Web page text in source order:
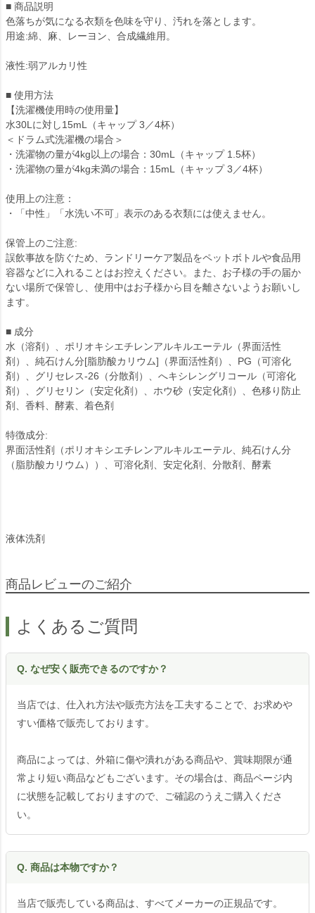
■ 商品説明
色落ちが気になる衣類を色味を守り、汚れを落とします。
用途:綿、麻、レーヨン、合成繊維用。
液性:弱アルカリ性
■ 使用方法
【洗濯機使用時の使用量】
水30Lに対し15mL（キャップ 3／4杯）
＜ドラム式洗濯機の場合＞
・洗濯物の量が4kg以上の場合：30mL（キャップ 1.5杯）
・洗濯物の量が4kg未満の場合：15mL（キャップ 3／4杯）
使用上の注意：
・「中性」「水洗い不可」表示のある衣類には使えません。
保管上のご注意:
誤飲事故を防ぐため、ランドリーケア製品をペットボトルや食品用
容器などに入れることはお控えください。また、お子様の手の届か
ない場所で保管し、使用中はお子様から目を離さないようお願いし
ます。
■ 成分
水（溶剤）、ポリオキシエチレンアルキルエーテル（界面活性
剤）、純石けん分[脂肪酸カリウム]（界面活性剤）、PG（可溶化
剤）、グリセレス-26（分散剤）、へキシレングリコール（可溶化
剤）、グリセリン（安定化剤）、ホウ砂（安定化剤）、色移り防止
剤、香料、酵素、着色剤
特徴成分:
界面活性剤（ポリオキシエチレンアルキルエーテル、純石けん分
（脂肪酸カリウム））、可溶化剤、安定化剤、分散剤、酵素
液体洗剤
商品レビューのご紹介
よくあるご質問
Q. なぜ安く販売できるのですか？
当店では、仕入れ方法や販売方法を工夫することで、お求めや
すい価格で販売しております。
商品によっては、外箱に傷や潰れがある商品や、賞味期限が通
常より短い商品などもございます。その場合は、商品ページ内
に状態を記載しておりますので、ご確認のうえご購入くださ
い。
Q. 商品は本物ですか？
当店で販売している商品は、すべてメーカーの正規品です。